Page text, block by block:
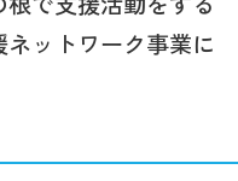
ットワーク事業に